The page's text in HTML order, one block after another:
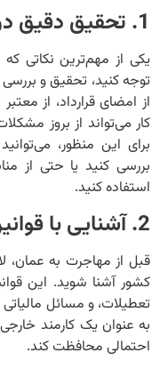
1. تحقیق دقیق درباره کارفرمای خود
یکی از مهم‌ترین نکاتی که
توجه کنید، تحقیق و
از امضای قرارداد، از
کار می‌تواند از بروز
برای این منظور،
بررسی کنید یا حتی از
استفاده کنید.
2. آشنایی با قوانین و مقررات کاری عمان
قبل از مهاجرت به عمان،
کشور آشنا شوید. این
تعطیلات، و مسائل
به عنوان یک کارمند
احتمالی محافظت کند.